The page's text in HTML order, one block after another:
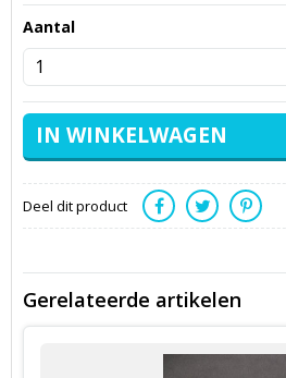
Aantal
Deel dit product
Gerelateerde artikelen